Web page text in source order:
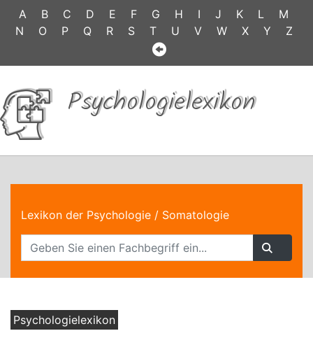
A B C D E F G H I J K L
M
N
O P Q R S T U V W X Y Z
Psychologielexikon
Lexikon der Psychologie / Somatologie
Psychologielexikon